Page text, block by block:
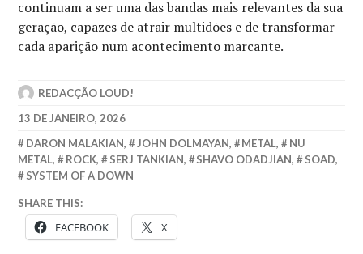
continuam a ser uma das bandas mais relevantes da sua
geração, capazes de atrair multidões e de transformar
cada aparição num acontecimento marcante.
REDACÇÃO LOUD!
13 DE JANEIRO, 2026
DARON MALAKIAN, JOHN DOLMAYAN, METAL,
NU
METAL, ROCK, SERJ TANKIAN, SHAVO ODADJIAN, SOAD,
SYSTEM OF A DOWN
SHARE THIS:
FACEBOOK X